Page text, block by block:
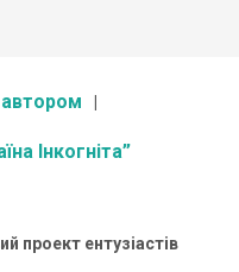
Інкогніта”
проект ентузіастів